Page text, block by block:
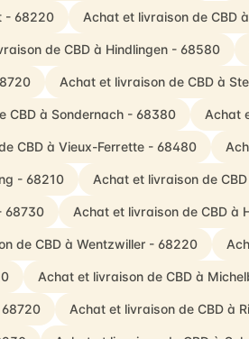
- 68220 Achat et livraison de CBD
de CBD à Hindlingen - 68580
Achat et livraison de CBD à
CBD à Sondernach - 68380 Achat
CBD à Vieux-Ferrette - 68480
- 68210 Achat et livraison de
68730 Achat et livraison de CBD à
de CBD à Wentzwiller - 68220
Achat et livraison de CBD à
Achat et livraison de CBD à